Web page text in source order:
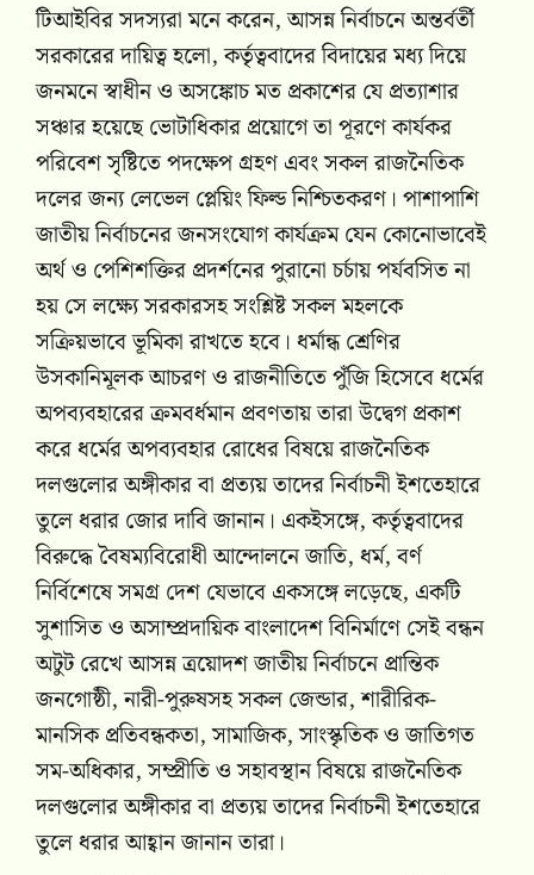
টিআইবির সদস্যরা মনে করেন, আসন্ন নির্বাচনে অন্তর্বর্তী
সরকারের দায়িত্ব হলো, কর্তৃত্ববাদের বিদায়ের মধ্য দিয়ে
জনমনে স্বাধীন ও অসঙ্কোচ মত প্রকাশের যে প্রত্যাশার
সঞ্চার হয়েছে ভোটাধিকার প্রয়োগে তা পূরণে কার্যকর
পরিবেশ সৃষ্টিতে পদক্ষেপ গ্রহণ এবং সকল রাজনৈতিক
দলের জন্য লেভেল প্লেয়িং ফিল্ড নিশ্চিতকরণ। পাশাপাশি
জাতীয় নির্বাচনের জনসংযোগ কার্যক্রম যেন কোনোভাবেই
অর্থ ও পেশিশক্তির প্রদর্শনের পুরানো চর্চায় পর্যবসিত না
হয় সে লক্ষ্যে সরকারসহ সংশ্লিষ্ট সকল মহলকে
সক্রিয়ভাবে ভূমিকা রাখতে হবে। ধর্মান্ধ শ্রেণির
উসকানিমূলক আচরণ ও রাজনীতিতে পুঁজি হিসেবে ধর্মের
অপব্যবহারের ক্রমবর্ধমান প্রবণতায় তারা উদ্বেগ প্রকাশ
করে ধর্মের অপব্যবহার রোধের বিষয়ে রাজনৈতিক
দলগুলোর অঙ্গীকার বা প্রত্যয় তাদের নির্বাচনী ইশতেহারে
তুলে ধরার জোর দাবি জানান। একইসঙ্গে, কর্তৃত্ববাদের
বিরুদ্ধে বৈষম্যবিরোধী আন্দোলনে জাতি, ধর্ম, বর্ণ
নির্বিশেষে সমগ্র দেশ যেভাবে একসঙ্গে লড়েছে, একটি
সুশাসিত ও অসাম্প্রদায়িক বাংলাদেশ বিনির্মাণে সেই বন্ধন
অটুট রেখে আসন্ন ত্রয়োদশ জাতীয় নির্বাচনে প্রান্তিক
জনগোষ্ঠী, নারী-পুরুষসহ সকল জেন্ডার, শারীরিক-
মানসিক প্রতিবন্ধকতা, সামাজিক, সাংস্কৃতিক ও জাতিগত
সম-অধিকার, সম্প্রীতি ও সহাবস্থান বিষয়ে রাজনৈতিক
দলগুলোর অঙ্গীকার বা প্রত্যয় তাদের নির্বাচনী ইশতেহারে
তুলে ধরার আহ্বান জানান তারা।